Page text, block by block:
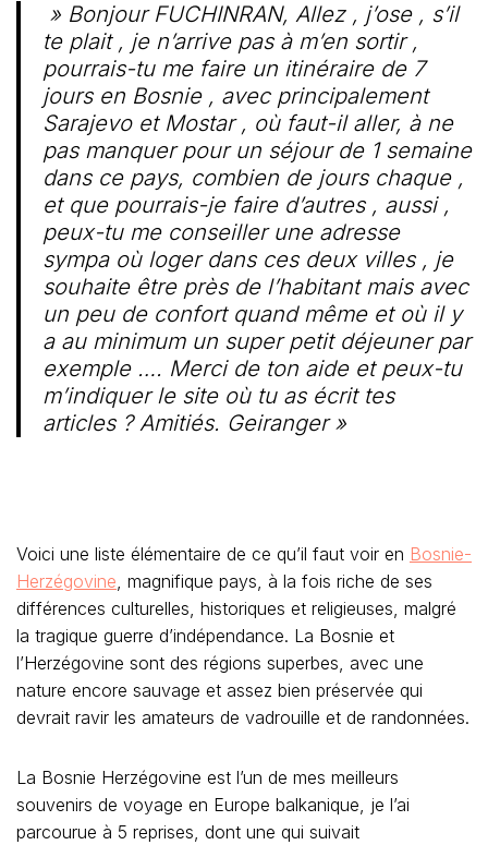
» Bonjour FUCHINRAN, Allez , j’ose , s’il
te plait , je n’arrive pas à m’en sortir ,
pourrais-tu me faire un itinéraire de 7
jours en Bosnie , avec principalement
Sarajevo et Mostar , où faut-il aller, à ne
pas manquer pour un séjour de 1 semaine
dans ce pays, combien de jours chaque ,
et que pourrais-je faire d’autres , aussi ,
peux-tu me conseiller une adresse
sympa où loger dans ces deux villes , je
souhaite être près de l’habitant mais avec
un peu de confort quand même et où il y
a au minimum un super petit déjeuner par
exemple …. Merci de ton aide et peux-tu
m’indiquer le site où tu as écrit tes
articles ? Amitiés. Geiranger »
Voici une liste élémentaire de ce qu’il faut voir en Bosnie-
Herzégovine, magnifique pays, à la fois riche de ses
différences culturelles, historiques et religieuses, malgré
la tragique guerre d’indépendance. La Bosnie et
l’Herzégovine sont des régions superbes, avec une
nature encore sauvage et assez bien préservée qui
devrait ravir les amateurs de vadrouille et de randonnées.
La Bosnie Herzégovine est l’un de mes meilleurs
souvenirs de voyage en Europe balkanique, je l’ai
parcourue à 5 reprises, dont une qui suivait